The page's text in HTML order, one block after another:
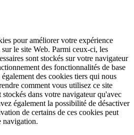
pour améliorer votre expérience
le site Web. Parmi ceux-ci, les
sont stockés sur votre navigateur
des fonctionnalités de base
des cookies tiers qui nous
comment vous utilisez ce site
dans votre navigateur qu'avec
également la possibilité de désactiver
de certains de ces cookies peut
navigation.